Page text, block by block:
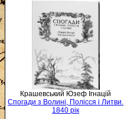
Крашевський Юзеф Ігнацій
Спогади з Волині, Полісся і Литви.
1840 рік